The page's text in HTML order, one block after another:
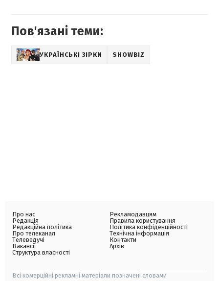
Пов'язані теми:
УКРАЇНСЬКІ ЗІРКИ SHOWBIZ
Про нас
Редакція
Редакційна політика
Про телеканал
Телеведучі
Вакансії
Структура власності
Рекламодавцям
Правила користування
Політика конфіденційності
Технічна інформація
Контакти
Архів
Всі комерційні рекламні матеріали позначені словами